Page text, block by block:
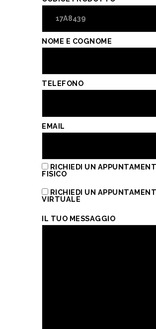
NOME E COGNOME
TELEFONO
EMAIL
RICHIEDI UN
FISICO
RICHIEDI UN
VIRTUALE
IL TUO MESSAGGIO